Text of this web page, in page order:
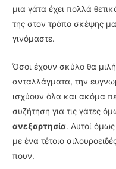
μια γάτα έχει πολλά
της στον τρόπο σκέψης
γινόμαστε.
Όσοι έχουν σκύλο θα
ανταλλάγματα, την
ισχύουν όλα και ακόμα
συζήτηση για τις γάτες
ανεξαρτησία. Αυτοί
με ένα τέτοιο
πουν.